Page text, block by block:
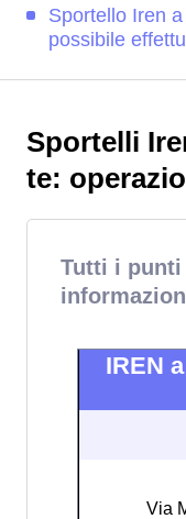
Sportello Iren
possibile
Sportelli
te:
Tutti i punti
IREN
Via